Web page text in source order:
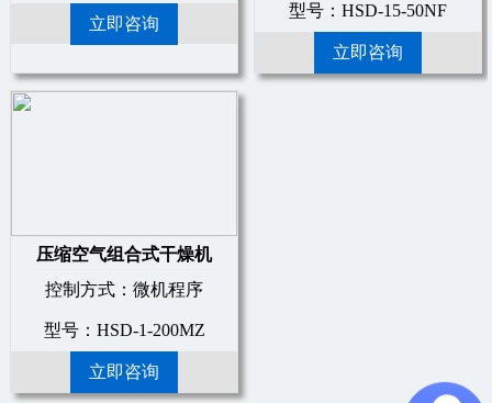
立即咨询
型号：HSD-15-50NF
立即咨询
压缩空气组合式干燥机
控制方式：微机程序
型号：HSD-1-200MZ
立即咨询